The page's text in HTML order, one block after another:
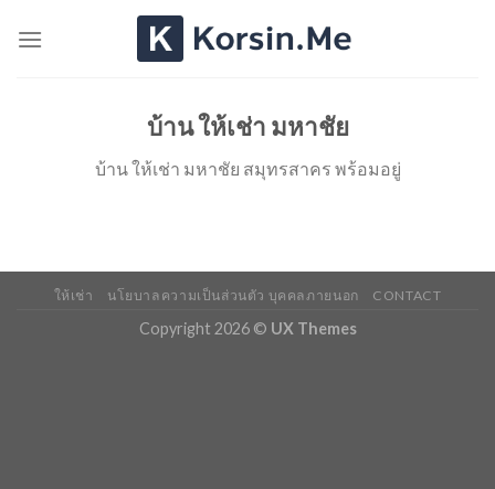
บ้าน ให้เช่า มหาชัย
บ้าน ให้เช่า มหาชัย สมุทรสาคร พร้อมอยู่
ให้เช่า นโยบาลความเป็นส่วนตัว บุคคลภายนอก CONTACT
Copyright 2026 © UX Themes